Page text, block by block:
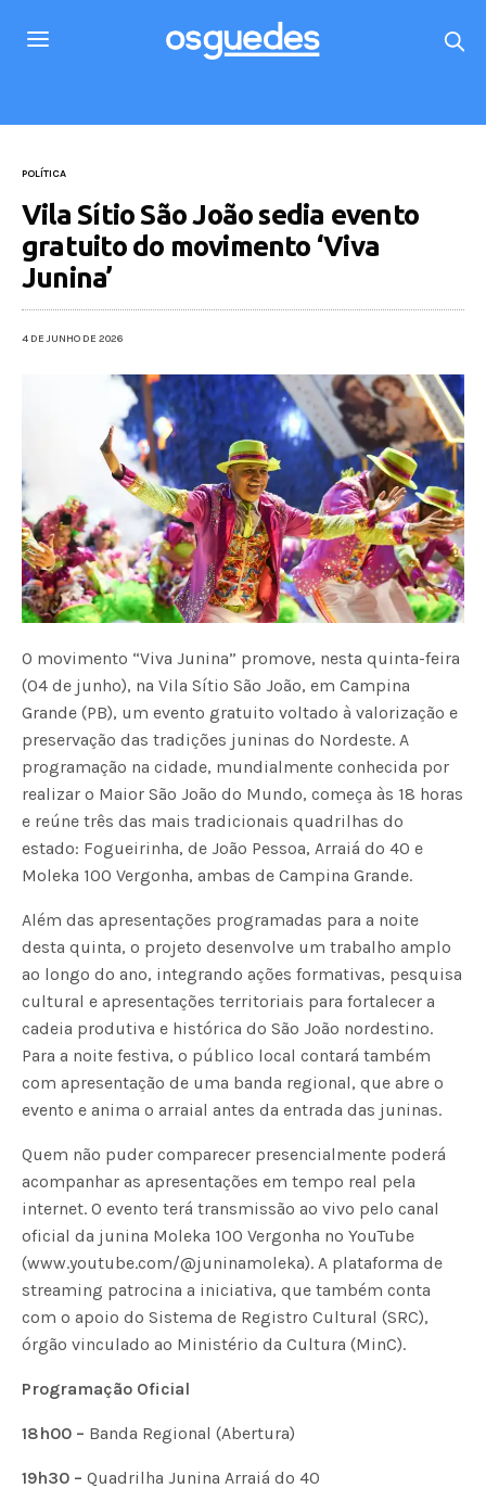
POLÍTICA
Vila Sítio São João sedia evento
gratuito do movimento ‘Viva
Junina’
4 DE JUNHO DE 2026
O movimento “Viva Junina” promove, nesta quinta-feira
(04 de junho), na Vila Sítio São João, em Campina
Grande (PB), um evento gratuito voltado à valorização e
preservação das tradições juninas do Nordeste. A
programação na cidade, mundialmente conhecida por
realizar o Maior São João do Mundo, começa às 18 horas
e reúne três das mais tradicionais quadrilhas do
estado: Fogueirinha, de João Pessoa, Arraiá do 40 e
Moleka 100 Vergonha, ambas de Campina Grande.
Além das apresentações programadas para a noite
desta quinta, o projeto desenvolve um trabalho amplo
ao longo do ano, integrando ações formativas, pesquisa
cultural e apresentações territoriais para fortalecer a
cadeia produtiva e histórica do São João nordestino.
Para a noite festiva, o público local contará também
com apresentação de uma banda regional, que abre o
evento e anima o arraial antes da entrada das juninas.
Quem não puder comparecer presencialmente poderá
acompanhar as apresentações em tempo real pela
internet. O evento terá transmissão ao vivo pelo canal
oficial da junina Moleka 100 Vergonha no YouTube
(www.youtube.com/@juninamoleka). A plataforma de
streaming patrocina a iniciativa, que também conta
com o apoio do Sistema de Registro Cultural (SRC),
órgão vinculado ao Ministério da Cultura (MinC).
Programação Oficial
18h00 – Banda Regional (Abertura)
19h30 – Quadrilha Junina Arraiá do 40